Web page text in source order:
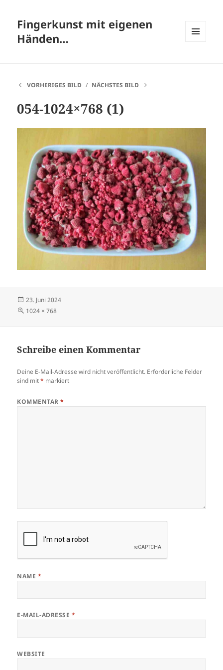
Fingerkunst mit eigenen
Händen…
VORHERIGES BILD NÄCHSTES BILD
054-1024×768 (1)
Veröffentlicht
am
23. Juni 2024
Volle
1024 × 768
Schreibe einen Kommentar
Deine E-Mail-Adresse wird nicht veröffentlicht. Erforderliche Felder
sind mit* markiert
KOMMENTAR*
NAME *
E-MAIL-ADRESSE *
WEBSITE